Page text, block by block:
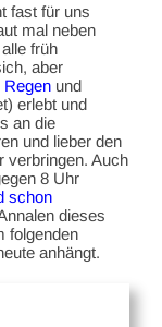
fast für uns
mal neben
früh
aber
Regen und
erlebt und
an die
und lieber den
verbringen. Auch
8 Uhr
schon
dieses
folgenden
anhängt.